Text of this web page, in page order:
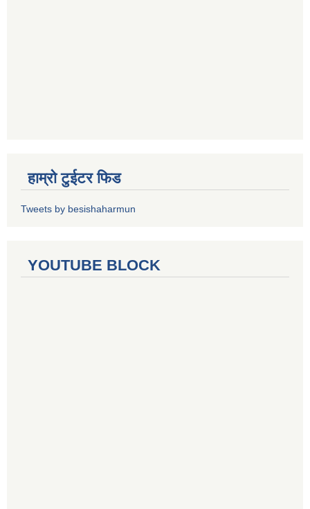
हाम्रो टुईटर फिड
Tweets by besishaharmun
YOUTUBE BLOCK